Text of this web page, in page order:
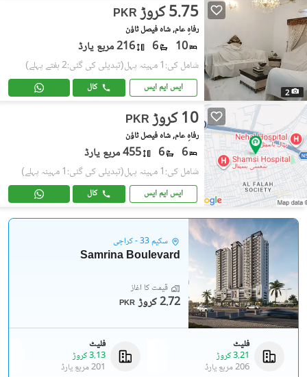
2
PKR 5.75 کروڑ
رفاہِ عام, شاہ فیصل ٹاؤن
10
6 216 مربع یارڈ
شامل کی:1 مہینہ پہل (تبدیلی کی گئی:2 ہفتے پہلے)
ایس ایم ایس کال
PKR 10 کروڑ
رفاہِ عام, شاہ فیصل ٹاؤن
6
6 455 مربع یارڈ
شامل کی:1 مہینہ پہل (تبدیلی کی گئی:1 مہینہ پہلے)
ایس ایم ایس کال
سکیم 33 - کراچی
Samrina Boulevard
قیمت کا آغاز
PKR 2.72 کروڑ
فلیٹ
3.21 کروڑ
206 مربع یارڈ
فلیٹ
3.13 کروڑ
201 مربع یارڈ